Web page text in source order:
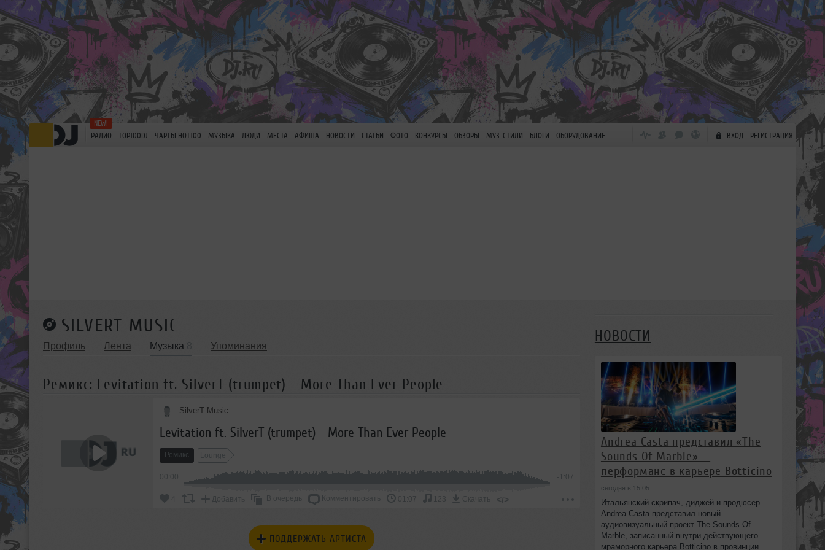
РАДИО TOP100DJ ЧАРТЫ HOT100 МУЗЫКА ЛЮДИ МЕСТА АФИША НОВОСТИ СТАТЬИ ФОТО КОНКУРСЫ ОБЗОРЫ МУЗ. СТИЛИ БЛОГИ ОБОРУДОВАНИЕ ВХОД РЕГИСТРАЦИЯ
SILVERT MUSIC
Профиль Лента Музыка Упоминания
Ремикс: Levitation ft. SilverT (trumpet) - More Than Ever People
SilverT Music
Levitation ft. SilverT (trumpet) - More Than Ever People
Ремикс Lounge
-1:07
Добавить В очередь Комментировать 01:07 123 Скачать </>
ПОДДЕРЖАТЬ АРТИСТА
НОВОСТИ
Andrea Casta представил «The
Sounds Of Marble» —
перформанс в карьере Botticino
сегодня в 15:05
Итальянский скрипач, диджей и продюсер
Andrea Casta представил новый
аудиовизуальный проект The Sounds Of
Marble, записанный внутри действующего
мраморного карьера Botticino в провинции